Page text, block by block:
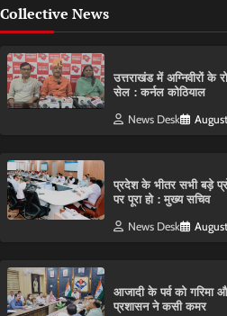
Collective News
उत्तराखंड में अग्निवीरों के
सेल : कर्नल कोठियाल
News Desk
प्रदेश के भीतर सभी बड़े
पर पूरा हो : मुख्य सचिव
News Desk
आजादी के पर्व को गरिमा
प्रशासन ने कसी कमर